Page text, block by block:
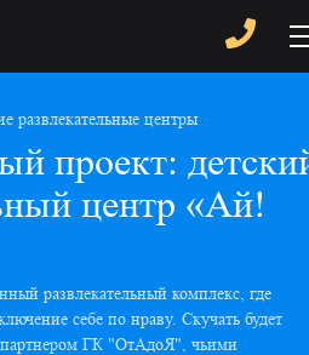
развлекательные центры
проект:
центр «Ай!
развлекательный комплекс, где
себе по нраву. Скучать будет
партнером ГК "ОтАдоЯ", чьими